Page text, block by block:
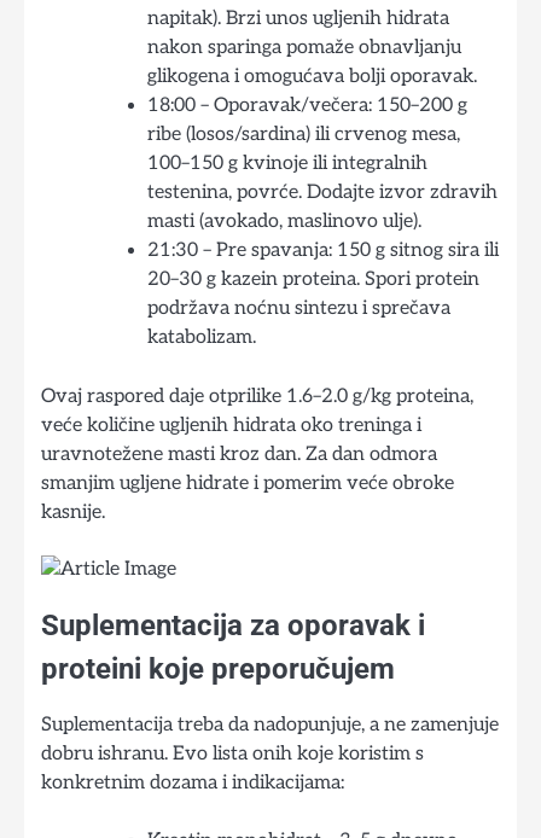
napitak). Brzi unos ugljenih hidrata
nakon sparinga pomaže obnavljanju
glikogena i omogućava bolji oporavak.
18:00 – Oporavak/večera: 150–200 g
ribe (losos/sardina) ili crvenog mesa,
100–150 g kvinoje ili integralnih
testenina, povrće. Dodajte izvor zdravih
masti (avokado, maslinovo ulje).
21:30 – Pre spavanja: 150 g sitnog sira ili
20–30 g kazein proteina. Spori protein
podržava noćnu sintezu i sprečava
katabolizam.
Ovaj raspored daje otprilike 1.6–2.0 g/kg proteina,
veće količine ugljenih hidrata oko treninga i
uravnotežene masti kroz dan. Za dan odmora
smanjim ugljene hidrate i pomerim veće obroke
kasnije.
Suplementacija za oporavak i
proteini koje preporučujem
Suplementacija treba da nadopunjuje, a ne zamenjuje
dobru ishranu. Evo lista onih koje koristim s
konkretnim dozama i indikacijama: